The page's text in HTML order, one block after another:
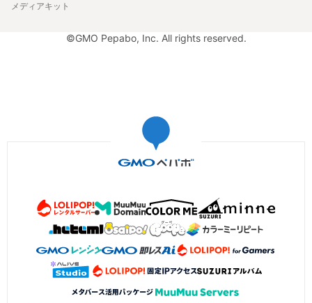
メディアキット
©GMO Pepabo, Inc. All rights reserved.